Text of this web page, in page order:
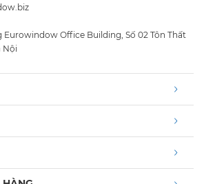
Eurowindow Office Building, Số 02 Tôn Thất
Nội